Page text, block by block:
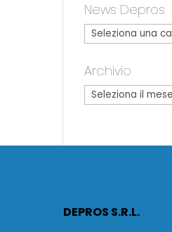
News Depros
Archivio
DEPROS S.R.L.